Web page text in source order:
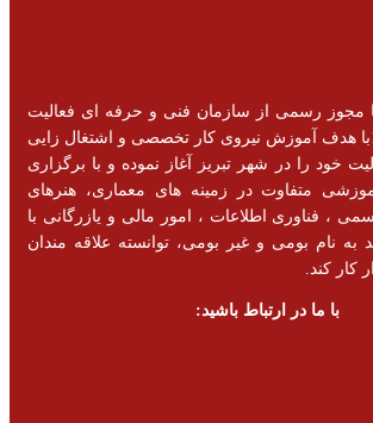
مجوز رسمی از سازمان فنی و حرفه ای فعالیت
را از سال 1394با هدف آموزش نیروی کار تخصصی و اشتغال زایی
خود را در شهر تبریز آغاز نموده و با برگزاری
متفاوت در زمینه های معماری، هنرهای
، فناوری اطلاعات ، امور مالی و یازرگانی با
به نام بومی و غیر بومی، توانسته علاقه مندان
کار کند.
با ما در ارتباط باشید: